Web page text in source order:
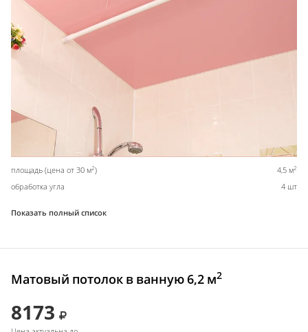
площадь (цена от 30 м2) 4,5 м2
обработка угла 4 шт
Показать полный список
Матовый потолок в ванную 6,2 м2
8173